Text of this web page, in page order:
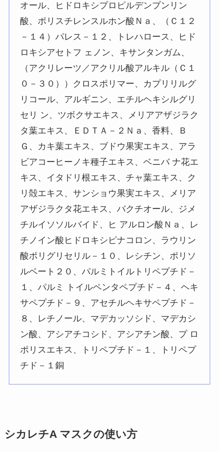
オール、ヒドロキシプロピルデンプンリン
酸、ポリスチレンスルホン酸Ｎａ、（Ｃ１２
－１４）パレス－１２、トレハロース、ヒド
ロキシアセトフ ェノン、キサンタンガム、
（アクリレーツ／アクリル酸アルキル（Ｃ１
０－３０））クロスポリマー、カプリリルグ
リコール、アルギニン、エチルヘキシルグリ
セリ ン、ツボクサエキス、メリアアザジラク
タ葉エキス、ＥＤＴＡ－２Ｎａ、香料、Ｂ
Ｇ、カキ葉エキス、ブドウ果実エキス、アラ
ビアコーヒーノキ種子エキス、ベニバ ナ花エ
キス、イタドリ根エキス、チャ葉エキス、ク
リ殻エキス、サンショウ果実エキス、メリア
アザジラクタ花エキス、バクチオール、ジメ
チルイソソルバイド、ヒ アルロン酸Ｎａ、レ
チノイン酸ヒドロキシピナコロン、ラウリン
酸ポリグリセリル－１０、レシチン、ポリソ
ルベート２０、パルミトイルトリペプチド－
１、パルミ トイルペンタペプチド－４、ヘキ
サペプチド－９、アセチルヘキサペプチド－
８、レチノール、マデカッソシド、マデカシ
ン酸、アシアチコシド、アシアチン酸、プ ロ
ポリスエキス、トリペプチド－１、トリペプ
チド－１銅
シカレチA マスクの使い方